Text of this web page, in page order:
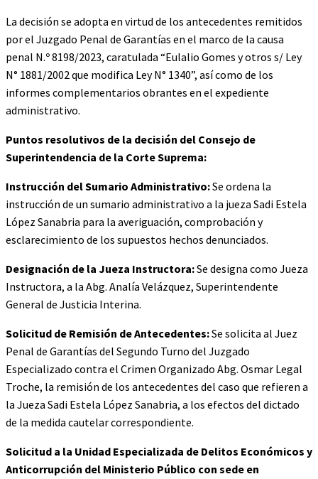
La decisión se adopta en virtud de los antecedentes remitidos
por el Juzgado Penal de Garantías en el marco de la causa
penal N.º 8198/2023, caratulada “Eulalio Gomes y otros s/ Ley
N° 1881/2002 que modifica Ley N° 1340”, así como de los
informes complementarios obrantes en el expediente
administrativo.
Puntos resolutivos de la decisión del Consejo de
Superintendencia de la Corte Suprema:
Instrucción del Sumario Administrativo:Se ordena la
instrucción de un sumario administrativo a la jueza Sadi Estela
López Sanabria para la averiguación, comprobación y
esclarecimiento de los supuestos hechos denunciados.
Designación de la Jueza Instructora:Se designa como Jueza
Instructora, a la Abg. Analía Velázquez, Superintendente
General de Justicia Interina.
Solicitud de Remisión de Antecedentes:Se solicita al Juez
Penal de Garantías del Segundo Turno del Juzgado
Especializado contra el Crimen Organizado Abg. Osmar Legal
Troche, la remisión de los antecedentes del caso que refieren a
la Jueza Sadi Estela López Sanabria, a los efectos del dictado
de la medida cautelar correspondiente.
Solicitud a la Unidad Especializada de Delitos Económicos y
Anticorrupción del Ministerio Público con sede en